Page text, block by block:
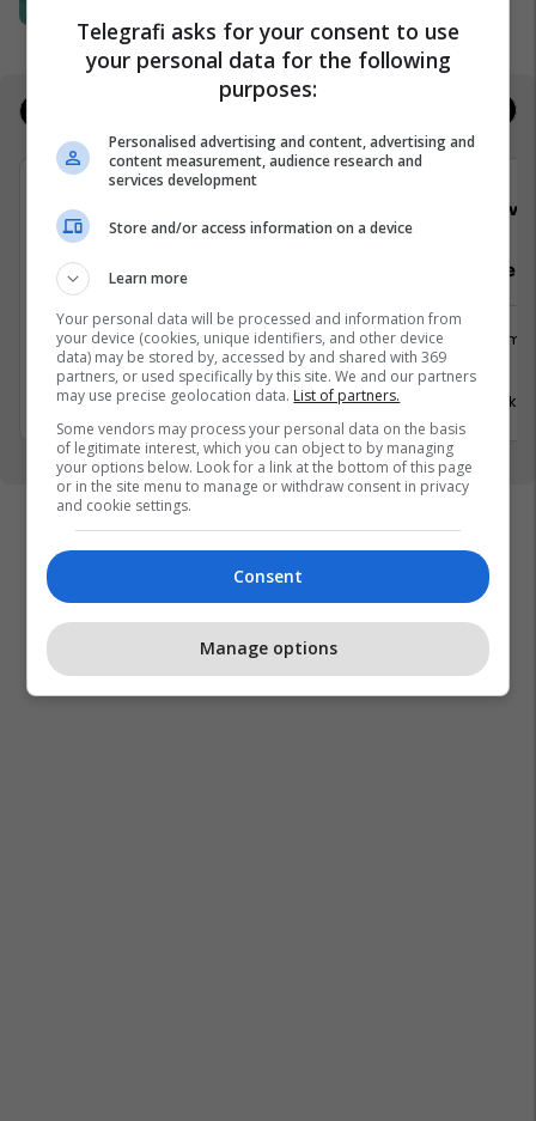
Sektorist/e
Logjistikë
Suharekë
17 Korrik 2026
Arkatar/e
Viti
17 Korrik
Telegrafi asks for your consent to use
your personal data for the following
purposes:
Personalised advertising and content, advertising and
content measurement, audience research and
services development
Store and/or access information on a device
Learn more
Your personal data will be processed and information from
your device (cookies, unique identifiers, and other device
data) may be stored by, accessed by and shared with 369
partners, or used specifically by this site. We and our partners
may use precise geolocation data. List of partners.
Some vendors may process your personal data on the basis
of legitimate interest, which you can object to by managing
your options below. Look for a link at the bottom of this page
or in the site menu to manage or withdraw consent in privacy
and cookie settings.
Consent
Manage options